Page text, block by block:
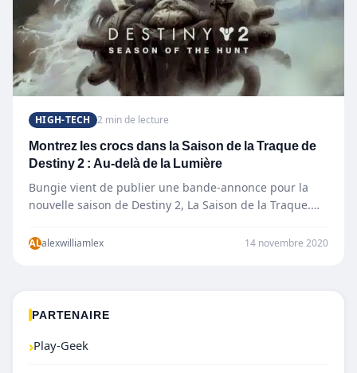
HIGH-TECH 2 min de lecture
Montrez les crocs dans la Saison de la Traque de
Destiny 2 : Au-delà de la Lumière
Bungie vient de publier une bande-annonce pour la
nouvelle saison de Destiny 2, La Saison de la Traque.
ALalexwilliamlex 14 novembre 2020
PARTENAIRE
›Play-Geek